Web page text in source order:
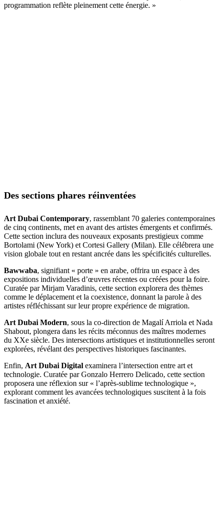
programmation reflète pleinement cette énergie. »
Des sections phares réinventées
Art Dubai Contemporary, rassemblant 70 galeries contemporaines
de cinq continents, met en avant des artistes émergents et confirmés.
Cette section inclura des nouveaux exposants prestigieux comme
Bortolami (New York) et Cortesi Gallery (Milan). Elle célébrera une
vision globale tout en restant ancrée dans les spécificités culturelles.
Bawwaba, signifiant « porte » en arabe, offrira un espace à des
expositions individuelles d’œuvres récentes ou créées pour la foire.
Curatée par Mirjam Varadinis, cette section explorera des thèmes
comme le déplacement et la coexistence, donnant la parole à des
artistes réfléchissant sur leur propre expérience de migration.
Art Dubai Modern, sous la co-direction de Magalí Arriola et Nada
Shabout, plongera dans les récits méconnus des maîtres modernes
du XXe siècle. Des intersections artistiques et institutionnelles seront
explorées, révélant des perspectives historiques fascinantes.
Enfin, Art Dubai Digital examinera l’intersection entre art et
technologie. Curatée par Gonzalo Herrero Delicado, cette section
proposera une réflexion sur « l’après-sublime technologique »,
explorant comment les avancées technologiques suscitent à la fois
fascination et anxiété.